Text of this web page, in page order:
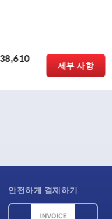
부가세 별도
안전하게 결제하기